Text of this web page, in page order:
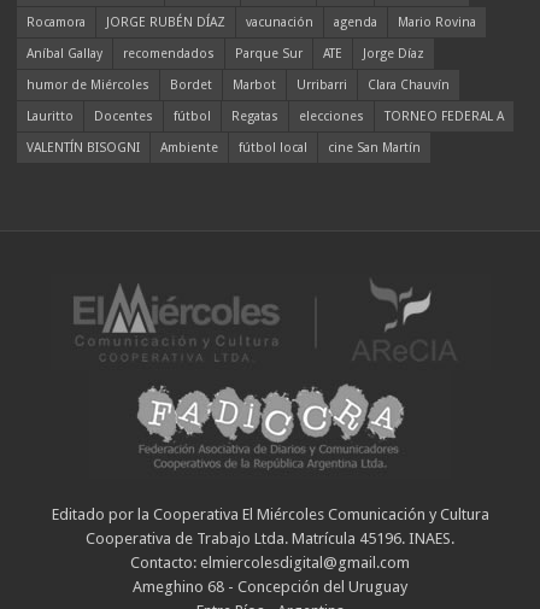
Rocamora
JORGE RUBÉN DÍAZ vacunación agenda
Mario Rovina
Aníbal Gallay
recomendados Parque Sur ATE
Jorge Díaz
humor de Miércoles
Bordet Marbot Urribarri
Clara Chauvín
Lauritto
Docentes fútbol Regatas elecciones
TORNEO FEDERAL A
VALENTÍN BISOGNI
Ambiente fútbol local cine San Martín
Editado por la Cooperativa El Miércoles Comunicación y Cultura
Cooperativa de Trabajo Ltda. Matrícula 45196. INAES.
Contacto: elmiercolesdigital@gmail.com
Ameghino 68 - Concepción del Uruguay